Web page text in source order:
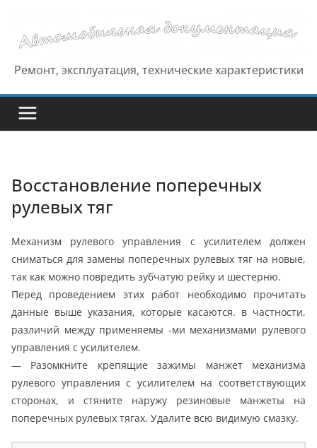
содержимому
Ремонт, эксплуатация, технические характеристики
Восстановление поперечных
рулевых тяг
Механизм рулевого управления с усилителем должен
сниматься для замены поперечных рулевых тяг на новые,
так как можно повредить зубчатую рейку и шестерню.
Перед проведением этих работ необходимо прочитать
данные выше указания, которые касаются. в частности,
различий между применяемы -ми механизмами рулевого
управления с усилителем.
— Разомкните крепящие зажимы манжет механизма
рулевого управления с усилителем на соответствующих
сторонах, и стяните наружу резиновые манжеты на
поперечных рулевых тягах. Удалите всю видимую смазку.